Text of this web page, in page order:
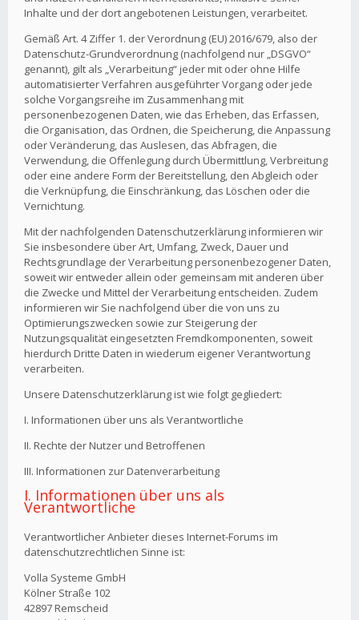
Inhalte und der dort angebotenen Leistungen, verarbeitet.
Gemäß Art. 4 Ziffer 1. der Verordnung (EU) 2016/679, also der
Datenschutz-Grundverordnung (nachfolgend nur „DSGVO“
genannt), gilt als „Verarbeitung“ jeder mit oder ohne Hilfe
automatisierter Verfahren ausgeführter Vorgang oder jede
solche Vorgangsreihe im Zusammenhang mit
personenbezogenen Daten, wie das Erheben, das Erfassen,
die Organisation, das Ordnen, die Speicherung, die Anpassung
oder Veränderung, das Auslesen, das Abfragen, die
Verwendung, die Offenlegung durch Übermittlung, Verbreitung
oder eine andere Form der Bereitstellung, den Abgleich oder
die Verknüpfung, die Einschränkung, das Löschen oder die
Vernichtung.
Mit der nachfolgenden Datenschutzerklärung informieren wir
Sie insbesondere über Art, Umfang, Zweck, Dauer und
Rechtsgrundlage der Verarbeitung personenbezogener Daten,
soweit wir entweder allein oder gemeinsam mit anderen über
die Zwecke und Mittel der Verarbeitung entscheiden. Zudem
informieren wir Sie nachfolgend über die von uns zu
Optimierungszwecken sowie zur Steigerung der
Nutzungsqualität eingesetzten Fremdkomponenten, soweit
hierdurch Dritte Daten in wiederum eigener Verantwortung
verarbeiten.
Unsere Datenschutzerklärung ist wie folgt gegliedert:
I. Informationen über uns als Verantwortliche
II. Rechte der Nutzer und Betroffenen
III. Informationen zur Datenverarbeitung
I. Informationen über uns als
Verantwortliche
Verantwortlicher Anbieter dieses Internet-Forums im
datenschutzrechtlichen Sinne ist:
Volla Systeme GmbH
Kölner Straße 102
42897 Remscheid